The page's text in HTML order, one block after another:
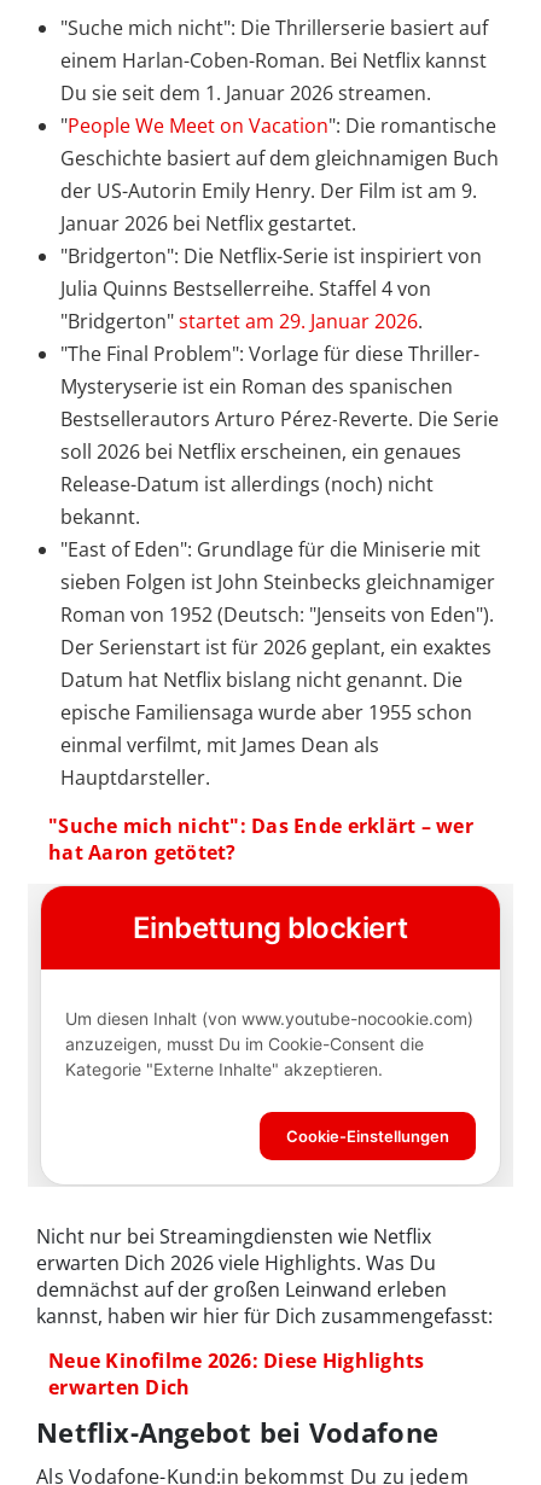
"Suche mich nicht": Die Thrillerserie basiert auf
einem Harlan-Coben-Roman. Bei Netflix kannst
Du sie seit dem 1. Januar 2026 streamen.
"People We Meet on Vacation": Die romantische
Geschichte basiert auf dem gleichnamigen Buch
der US-Autorin Emily Henry. Der Film ist am 9.
Januar 2026 bei Netflix gestartet.
"Bridgerton": Die Netflix-Serie ist inspiriert von
Julia Quinns Bestsellerreihe. Staffel 4 von
"Bridgerton"startet am 29. Januar 2026.
"The Final Problem": Vorlage für diese Thriller-
Mysteryserie ist ein Roman des spanischen
Bestsellerautors Arturo Pérez‑Reverte. Die Serie
soll 2026 bei Netflix erscheinen, ein genaues
Release-Datum ist allerdings (noch) nicht
bekannt.
"East of Eden": Grundlage für die Miniserie mit
sieben Folgen ist John Steinbecks gleichnamiger
Roman von 1952 (Deutsch: "Jenseits von Eden").
Der Serienstart ist für 2026 geplant, ein exaktes
Datum hat Netflix bislang nicht genannt. Die
epische Familiensaga wurde aber 1955 schon
einmal verfilmt, mit James Dean als
Hauptdarsteller.
"Suche mich nicht": Das Ende erklärt – wer
hat Aaron getötet?
Nicht nur bei Streamingdiensten wie Netflix
erwarten Dich 2026 viele Highlights. Was Du
demnächst auf der großen Leinwand erleben
kannst, haben wir hier für Dich zusammengefasst:
Neue Kinofilme 2026: Diese Highlights
erwarten Dich
Netflix-Angebot bei Vodafone
Als Vodafone-Kund:in bekommst Du zu jedem